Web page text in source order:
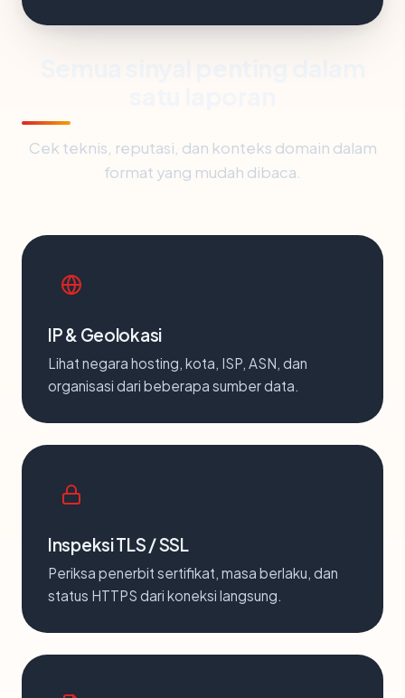
Cek teknis, reputasi, dan konteks domain dalam
format yang mudah dibaca.
IP & Geolokasi
Lihat negara hosting, kota, ISP, ASN, dan
organisasi dari beberapa sumber data.
Inspeksi TLS / SSL
Periksa penerbit sertifikat, masa berlaku, dan
status HTTPS dari koneksi langsung.